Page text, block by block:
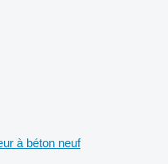
à béton neuf